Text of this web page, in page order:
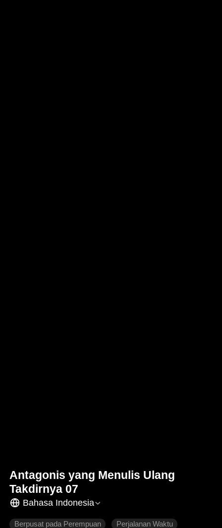
Antagonis yang Menulis Ulang
Takdirnya 07
Bahasa Indonesia
Berpusat pada Perempuan Perjalanan Waktu